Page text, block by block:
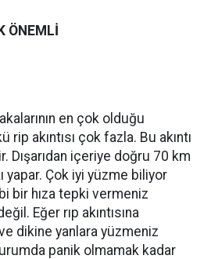
ÖNEMLİ
en çok olduğu
akıntısı çok fazla. Bu akıntı
Dışarıdan içeriye doğru 70 km
yapar. Çok iyi yüzme biliyor
bir hıza tepki vermeniz
Eğer rıp akıntısına
ve dikine yanlara yüzmeniz
panik olmamak kadar